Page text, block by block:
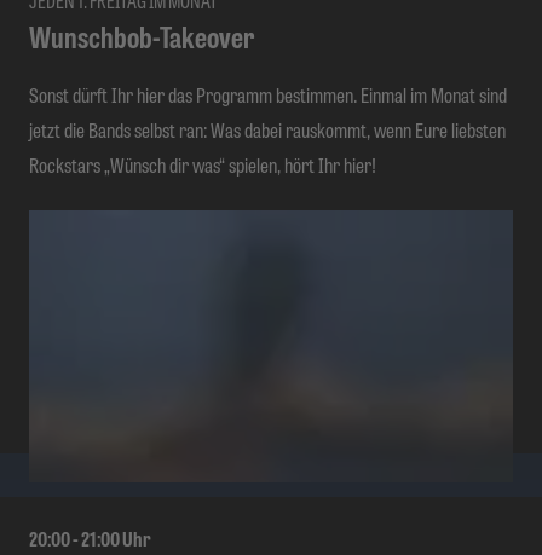
Wunschbob-Takeover
Sonst dürft Ihr hier das Programm bestimmen. Einmal im Monat sind
jetzt die Bands selbst ran: Was dabei rauskommt, wenn Eure liebsten
Rockstars „Wünsch dir was“ spielen, hört Ihr hier!
20:00-21:00Uhr